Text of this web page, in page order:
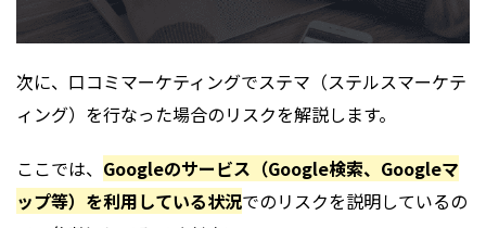
次に、口コミマーケティングでステマ（ステルスマーケテ
ィング）を行なった場合のリスクを解説します。
ここでは、 Googleのサービス（Google検索、Googleマ
ップ等）を利用している状況でのリスクを説明しているの